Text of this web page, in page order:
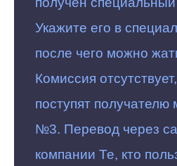
Укажите его в
после чего можно
Комиссия
поступят
№3. Перевод через
компании Те, кто